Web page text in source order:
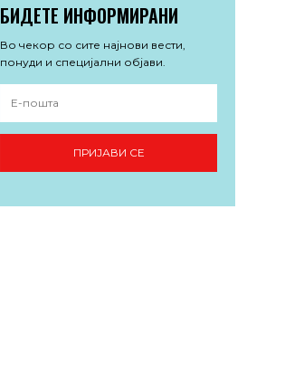
БИДЕТЕ ИНФОРМИРАНИ
Во чекор со сите најнови вести,
понуди и специјални објави.
ПРИЈАВИ СЕ